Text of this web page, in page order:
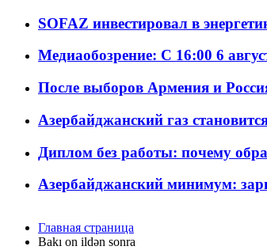
SOFAZ инвестировал в
Медиаобозрение: С 16:00 6
После выборов Армения и
Азербайджанский газ
Диплом без работы: почему
Азербайджанский минимум:
Главная страница
Bakı on ildən sonra